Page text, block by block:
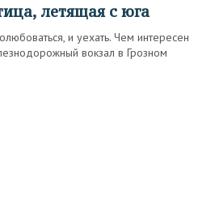
летящая с юга
и уехать. Чем интересен
вокзал в Грозном